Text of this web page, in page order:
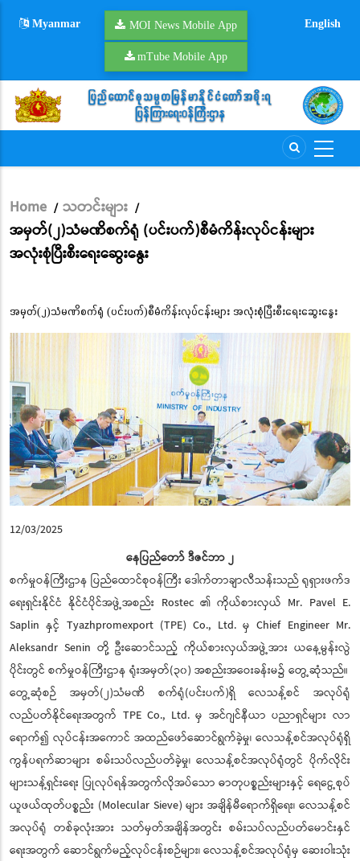
Myanmar MOI News Mobile App
mTube Mobile App
English
Breadcrumb
Home / သတင်းများ /
အမှတ်(၂)သံမဏိစက်ရုံ (ပင်းပက်)စီမံကိန်းလုပ်ငန်းများ
အလုံးစုံပြီးစီးရေးဆွေးနွေး
အမှတ်(၂)သံမဏိစက်ရုံ (ပင်းပက်)စီမံကိန်းလုပ်ငန်းများ အလုံးစုံပြီးစီးရေးဆွေးနွေး
12/03/2025
နေပြည်တော် ဒီဇင်ဘာ ၂
စက်မှုဝန်ကြီးဌာန ပြည်ထောင်စုဝန်ကြီး ဒေါက်တာချာလီသန်းသည် ရုရှားဖက်ဒ
ရေးရှင်းနိုင်ငံ နိုင်ငံပိုင်အဖွဲ့အစည်း Rostec ၏ ကိုယ်စားလှယ် Mr. Pavel E.
Saplin နှင့် Tyazhpromexport (TPE) Co., Ltd. မှ Chief Engineer Mr.
Aleksandr Senin တို့ ဦးဆောင်သည့် ကိုယ်စားလှယ်အဖွဲ့အား ယနေ့မွန်းလွဲ
ပိုင်းတွင် စက်မှုဝန်ကြီးဌာန ရုံးအမှတ်(၃၀) အစည်းအဝေးခန်းမ၌ တွေ့ဆုံသည်။
တွေ့ဆုံစဉ် အမှတ်(၂)သံမဏိ စက်ရုံ(ပင်းပက်)ရှိ လေသန့်စင် အလုပ်ရုံ
လည်ပတ်နိုင်ရေးအတွက် TPE Co., Ltd. မှ အင်ဂျင်နီယာ ပညာရှင်များ လာ
ရောက်၍ လုပ်ငန်းအကောင် အထည်ဖော်ဆောင်ရွက်ခဲ့မှု၊ လေသန့်စင်အလုပ်ရုံရှိ
ကွန်ပရက်ဆာများ စမ်းသပ်လည်ပတ်ခဲ့မှု၊ လေသန့်စင်အလုပ်ရုံတွင် ပိုက်လိုင်း
များသန့်ရှင်းရေး ပြုလုပ်ရန်အတွက်လိုအပ်သော ဓာတုပစ္စည်းများနှင့် ရေငွေ့စုပ်
ယူဖယ်ထုတ်ပစ္စည်း (Molecular Sieve) များ အချိန်မီရောက်ရှိရေး၊ လေသန့်စင်
အလုပ်ရုံ တစ်ခုလုံးအား သတ်မှတ်အချိန်အတွင်း စမ်းသပ်လည်ပတ်မောင်းနှင်
ရေးအတွက် ဆောင်ရွက်မည့်လုပ်ငန်းစဉ်များ၊ လေသန့်စင်အလုပ်ရုံမှ ဆေးဝါးသုံး